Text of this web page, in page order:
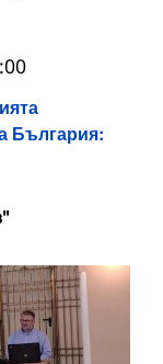
България: